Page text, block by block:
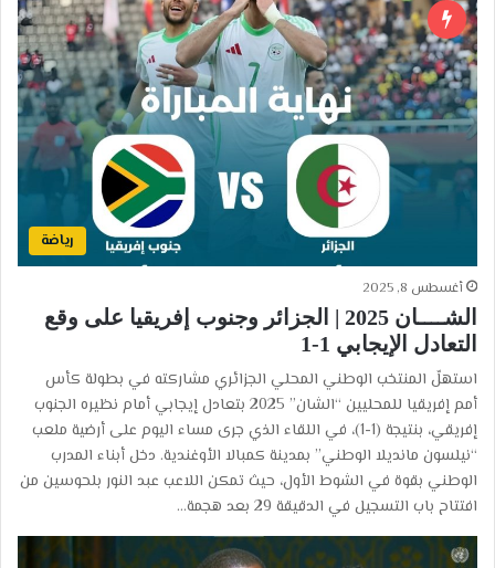
رياضة
أغسطس 8, 2025
الشــــان 2025 | الجزائر وجنوب إفريقيا على وقع
التعادل الإيجابي 1-1
استهلّ المنتخب الوطني المحلي الجزائري مشاركته في بطولة كأس
أمم إفريقيا للمحليين “الشان” 2025 بتعادل إيجابي أمام نظيره الجنوب
إفريقي، بنتيجة (1-1)، في اللقاء الذي جرى مساء اليوم على أرضية ملعب
“نيلسون مانديلا الوطني” بمدينة كمبالا الأوغندية. دخل أبناء المدرب
الوطني بقوة في الشوط الأول، حيث تمكن اللاعب عبد النور بلحوسين من
افتتاح باب التسجيل في الدقيقة 29 بعد هجمة…